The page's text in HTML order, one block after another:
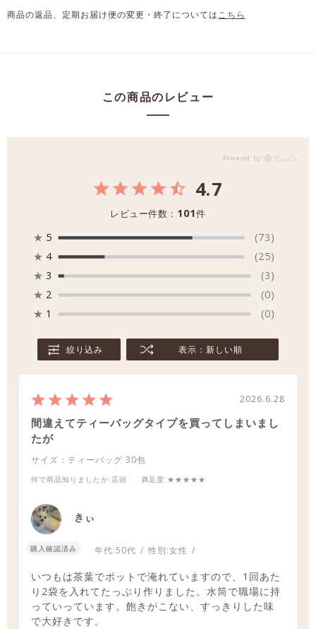
商品の返品、定期お届け便の変更・終了についてはこちら
この商品のレビュー
4.7
レビュー件数： 101件
★ 5
(73)
★ 4
(25)
★ 3
(3)
★ 2
(0)
★ 1 (0)
絞り込み 表示：新しい順
2026.6.28
間違えてティーバッグタイプを買ってしまいまし
たが
サイズ：ティーバッグ 30包
何で商品知りましたか:店頭 満足度:★★★★★
きぃ
購入確認済み 年代:50代 性別:女性
いつもは茶葉でポットで淹れていますので、1回あた
り2袋を入れてたっぷり作りました。水筒で職場に持
っていっています。飽きがこない、すっきりした味
で大好きです。